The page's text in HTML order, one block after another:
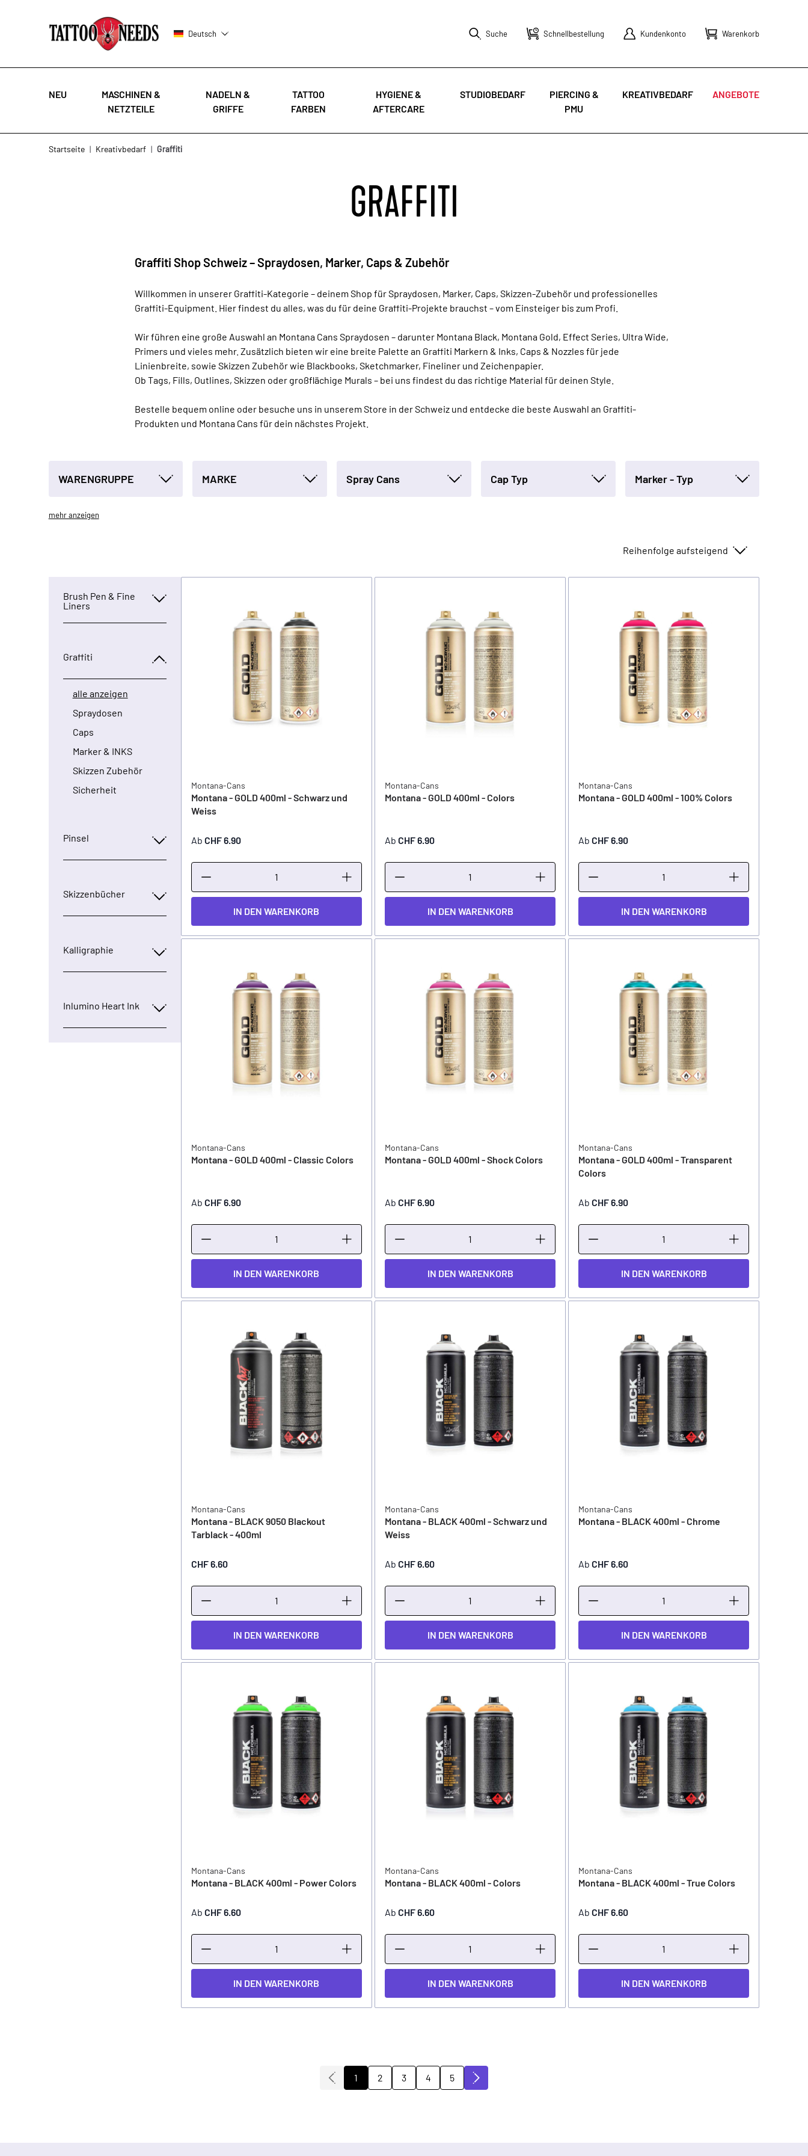
Deutsch Suche Schnellbestellung Kundenkonto Warenkorb
NEU
MASCHINEN &
NETZTEILE
NADELN &
GRIFFE
TATTOO
FARBEN
HYGIENE &
AFTERCARE
STUDIOBEDARF
PIERCING &
PMU
KREATIVBEDARF ANGEBOTE
Startseite | Kreativbedarf | Graffiti
GRAFFITI
Graffiti Shop Schweiz – Spraydosen, Marker, Caps & Zubehör
Willkommen in unserer Graffiti-Kategorie – deinem Shop für Spraydosen, Marker, Caps, Skizzen-Zubehör und professionelles
Graffiti-Equipment. Hier findest du alles, was du für deine Graffiti-Projekte brauchst – vom Einsteiger bis zum Profi.
Wir führen eine große Auswahl an Montana Cans Spraydosen – darunter Montana Black, Montana Gold, Effect Series, Ultra Wide,
Primers und vieles mehr. Zusätzlich bieten wir eine breite Palette an Graffiti Markern & Inks, Caps & Nozzles für jede
Linienbreite, sowie Skizzen Zubehör wie Blackbooks, Sketchmarker, Fineliner und Zeichenpapier.
Ob Tags, Fills, Outlines, Skizzen oder großflächige Murals – bei uns findest du das richtige Material für deinen Style.
Bestelle bequem online oder besuche uns in unserem Store in der Schweiz und entdecke die beste Auswahl an Graffiti-
Produkten und Montana Cans für dein nächstes Projekt.
WARENGRUPPE MARKE Spray Cans Cap Typ Marker - Typ
mehr anzeigen
Sortieren nach
Brush Pen & Fine
Liners
Graffiti
alle anzeigen
Spraydosen
Caps
Marker & INKS
Skizzen Zubehör
Sicherheit
Pinsel
Skizzenbücher
Kalligraphie
Inlumino Heart Ink
Montana-Cans
Montana - GOLD 400ml - Schwarz und
Weiss
Ab CHF 6.90
IN DEN WARENKORB
Montana-Cans
Montana - GOLD 400ml - Colors
Ab CHF 6.90
IN DEN WARENKORB
Montana-Cans
Montana - GOLD 400ml - 100% Colors
Ab CHF 6.90
IN DEN WARENKORB
Montana-Cans
Montana - GOLD 400ml - Classic Colors
Ab CHF 6.90
IN DEN WARENKORB
Montana-Cans
Montana - GOLD 400ml - Shock Colors
Ab CHF 6.90
IN DEN WARENKORB
Montana-Cans
Montana - GOLD 400ml - Transparent
Colors
Ab CHF 6.90
IN DEN WARENKORB
Montana-Cans
Montana - BLACK 9050 Blackout
Tarblack - 400ml
CHF 6.60
IN DEN WARENKORB
Montana-Cans
Montana - BLACK 400ml - Schwarz und
Weiss
Ab CHF 6.60
IN DEN WARENKORB
Montana-Cans
Montana - BLACK 400ml - Chrome
Ab CHF 6.60
IN DEN WARENKORB
Montana-Cans
Montana - BLACK 400ml - Power Colors
Ab CHF 6.60
IN DEN WARENKORB
Montana-Cans
Montana - BLACK 400ml - Colors
Ab CHF 6.60
IN DEN WARENKORB
Montana-Cans
Montana - BLACK 400ml - True Colors
Ab CHF 6.60
IN DEN WARENKORB
Sie lesen gerade die Seite
1
Seite
2
Seite
3
Seite
4
Seite
5